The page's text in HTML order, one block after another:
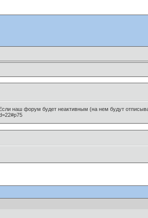
наш форум будет неактивным (на нем будут